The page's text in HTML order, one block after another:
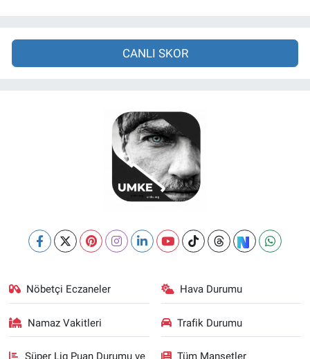
CANLI SKOR
Nöbetçi Eczaneler Hava Durumu
Namaz Vakitleri Trafik Durumu